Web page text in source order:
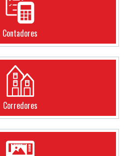
Contadores
Corredores